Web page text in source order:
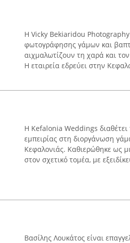
Η Vicky Bekiaridou Photography
φωτογράφησης γάμων και
αιχμαλωτίζουν τη χαρά και
Η εταιρεία εδρεύει στην
Η Kefalonia Weddings
εμπειρίας στη διοργάνωση
Κεφαλονιάς. Καθιερώθηκε ως
στον σχετικό τομέα, με
Βασίλης Λουκάτος είναι